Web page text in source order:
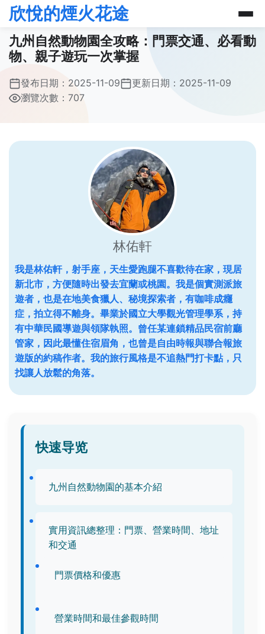
欣悅的煙火花途
九州自然動物園全攻略：門票交通、必看動
物、親子遊玩一次掌握
發布日期： 2025-11-09 更新日期： 2025-11-09
瀏覽次數：707
林佑軒
我是林佑軒，射手座，天生愛跑腿不喜歡待在家，現居
新北市，方便隨時出發去宜蘭或桃園。我是個實測派旅
遊者，也是在地美食獵人、秘境探索者，有咖啡成癮
症，拍立得不離身。畢業於國立大學觀光管理學系，持
有中華民國導遊與領隊執照。曾任某連鎖精品民宿前廳
管家，因此最懂住宿眉角，也曾是自由時報與聯合報旅
遊版的約稿作者。我的旅行風格是不追熱門打卡點，只
找讓人放鬆的角落。
快速导览
九州自然動物園的基本介紹
實用資訊總整理：門票、營業時間、地址
和交通
門票價格和優惠
營業時間和最佳參觀時間